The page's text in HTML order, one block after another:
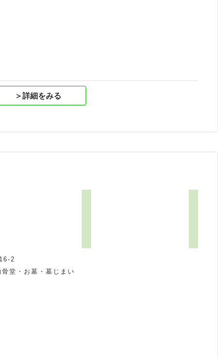
＞詳細をみる
2
堂・お墓・墓じまい